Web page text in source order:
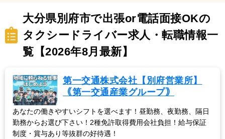
大分県別府市で出張or電話面接OKの
タクシードライバー求人・転職情報一
覧【2026年8月最新】
第一交通株式会社【別府営業所】
｟第一交通産業グループ｠
あなたの働きやすいシフトを選べます！昼勤務、夜勤務、隔日
勤務からお選び下さい！2種免許取得費用会社負担！給与保証
制度・賞与あり等抜群の好待遇！